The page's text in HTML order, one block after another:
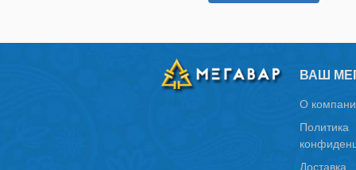
ВАШ
О
Политика
Доставка